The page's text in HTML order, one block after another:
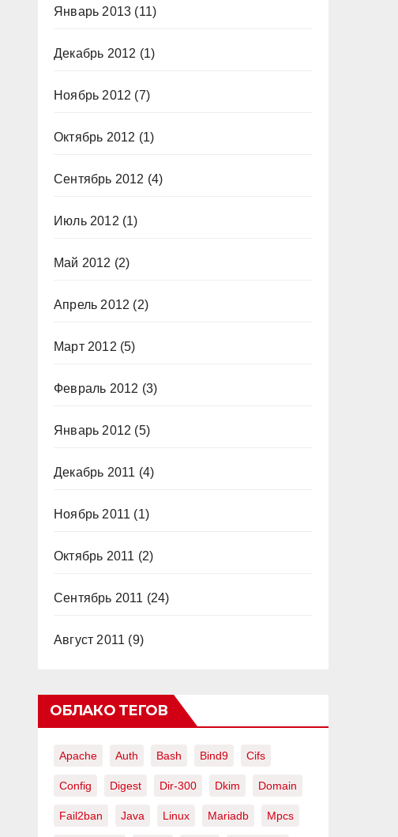
Январь 2013 (11)
Декабрь 2012 (1)
Ноябрь 2012 (7)
Октябрь 2012 (1)
Сентябрь 2012 (4)
Июль 2012 (1)
Май 2012 (2)
Апрель 2012 (2)
Март 2012 (5)
Февраль 2012 (3)
Январь 2012 (5)
Декабрь 2011 (4)
Ноябрь 2011 (1)
Октябрь 2011 (2)
Сентябрь 2011 (24)
Август 2011 (9)
ОБЛАКО ТЕГОВ
Apache Auth Bash Bind9 Cifs
Config Digest Dir-300 Dkim Domain
Fail2ban Java Linux Mariadb Mpcs